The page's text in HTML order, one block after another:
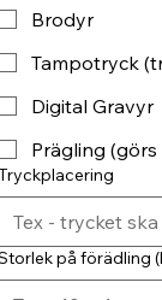
Brodyr
Tampotryck
Digital Gravyr
Prägling
på förädling